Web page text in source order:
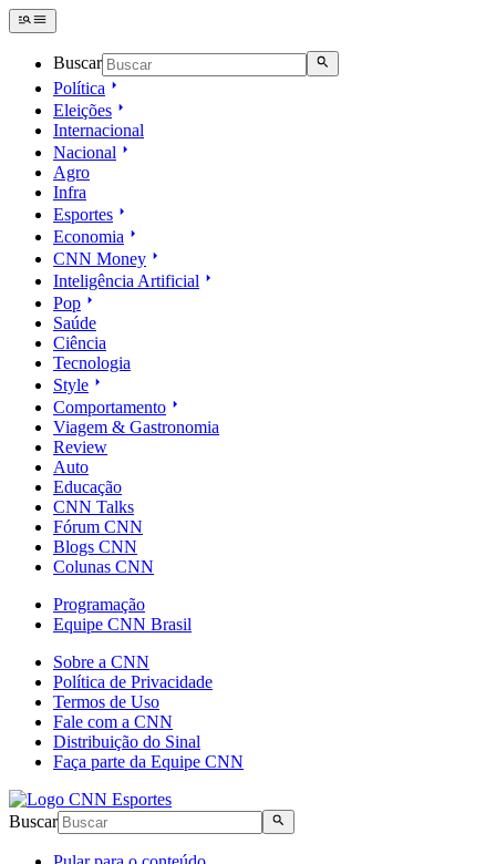
Buscar
Política
Eleições
Internacional
Nacional
Agro
Infra
Esportes
Economia
CNN Money
Inteligência Artificial
Pop
Saúde
Ciência
Tecnologia
Style
Comportamento
Viagem & Gastronomia
Review
Auto
Educação
CNN Talks
Fórum CNN
Blogs CNN
Colunas CNN
Programação
Equipe CNN Brasil
Sobre a CNN
Política de Privacidade
Termos de Uso
Fale com a CNN
Distribuição do Sinal
Faça parte da Equipe CNN
Buscar